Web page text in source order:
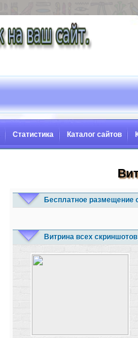
Статистика Каталог сайтов
Бесплатное размещение
Витрина всех